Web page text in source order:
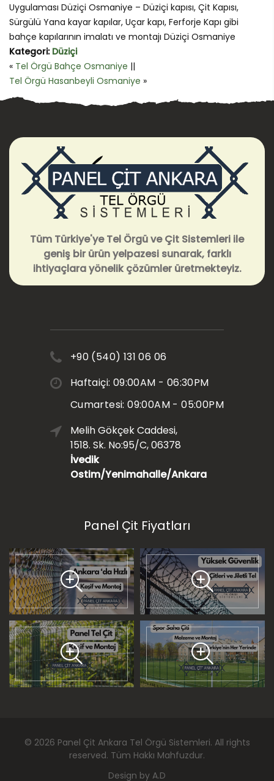
Uygulaması Düziçi Osmaniye – Düziçi kapısı, Çit Kapısı,
Sürgülü Yana kayar kapılar, Uçar kapı, Ferforje Kapı gibi
bahçe kapılarının imalatı ve montajı Düziçi Osmaniye
Kategori: Düziçi
« Tel Örgü Bahçe Osmaniye ||
Tel Örgü Hasanbeyli Osmaniye »
Tüm Türkiye'ye Tel Örgü ve Çit Sistemleri ile
geniş bir ürün yelpazesi sunarak, farklı
ihtiyaçlara yönelik çözümler üretmekteyiz.
+90 (540) 131 06 06
Haftaiçi: 09:00AM - 06:30PM
Cumartesi: 09:00AM - 05:00PM
Melih Gökçek Caddesi,
1518. Sk. No:95/C, 06378
İvedik
Ostim/Yenimahalle/Ankara
Panel Çit Fiyatları
© 2026 Panel Çit Ankara Tel Örgü Sistemleri. All rights
reserved. Tüm Hakkı Mahfuzdur.
Design by A.D